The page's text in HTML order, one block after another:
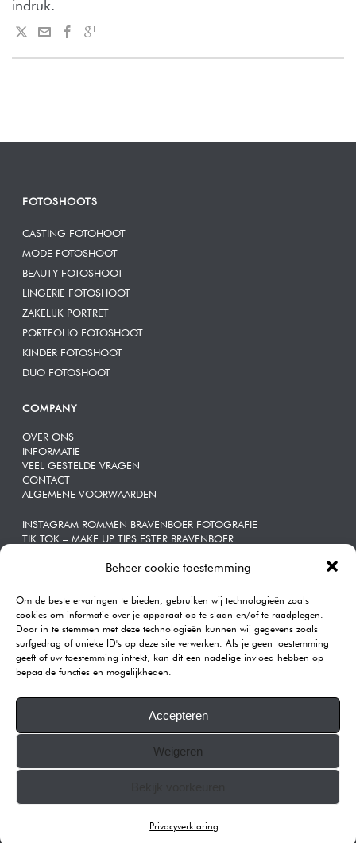
Beheer cookie toestemming
Om de beste ervaringen te bieden, gebruiken wij technologieën zoals
cookies om informatie over je apparaat op te slaan en/of te raadplegen.
Door in te stemmen met deze technologieën kunnen wij gegevens zoals
surfgedrag of unieke ID's op deze site verwerken. Als je geen toestemming
geeft of uw toestemming intrekt, kan dit een nadelige invloed hebben op
bepaalde functies en mogelijkheden.
Accepteren
Weigeren
Privacyverklaring
indruk.
FOTOSHOOTS
CASTING FOTOHOOT
MODE FOTOSHOOT
BEAUTY FOTOSHOOT
LINGERIE FOTOSHOOT
ZAKELIJK PORTRET
PORTFOLIO FOTOSHOOT
KINDER FOTOSHOOT
DUO FOTOSHOOT
COMPANY
OVER ONS
INFORMATIE
VEEL GESTELDE VRAGEN
CONTACT
ALGEMENE VOORWAARDEN
INSTAGRAM ROMMEN BRAVENBOER FOTOGRAFIE
TIK TOK – MAKE UP TIPS ESTER BRAVENBOER
ZAKELIJKE | PORTRETTEN
CONTACT
Rommen | Bravenboer Fotografie
Katendrechtse Lagedijk 443A
3082GB Rotterdam
Our Reviews on Google